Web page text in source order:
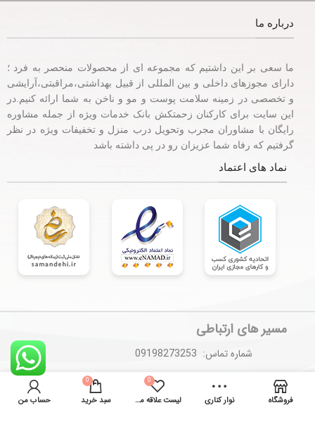
درباره ما
ما سعی بر این داشتیم که مجموعه ای از محصولات منحصر به فرد ؛
دارای مجوزهای داخلی و بین المللی از قبیل بهداشتی،مراقبتی،آرایشی
و تخصصی در زمینه سلامت پوست و مو و ناخن به شما ارائه کنیم.در
این سایت برای کارکنان زحمتکش بانک خدمات ویژه از جمله مشاوره
رایگان با مشاوران مجرب وتحویل درب منزل و تخفیفات ویژه در نظر
گرفتیم که رفاه شما عزیزان رو در پی داشته باشد
نماد های اعتماد
مسیر های ارتباطی
شماره تماس: 09198273253
ایمیل :Rahbordshop@gmail.com
فروشگاه نوار کناری
0
لیست علاقه مندی ها
0
سبد خرید حساب من